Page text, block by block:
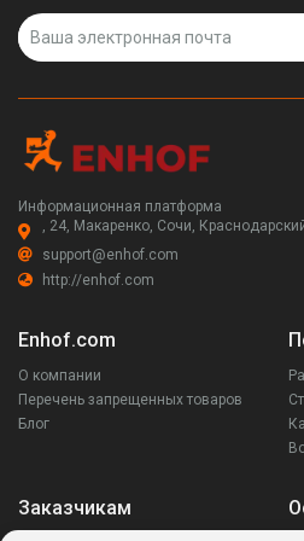
Информационная платформа
, 24, Макаренко, Сочи,
support@enhof.com
http://enhof.com
Enhof.com
О компании
Перечень запрещенных товаров
Блог
Заказчикам